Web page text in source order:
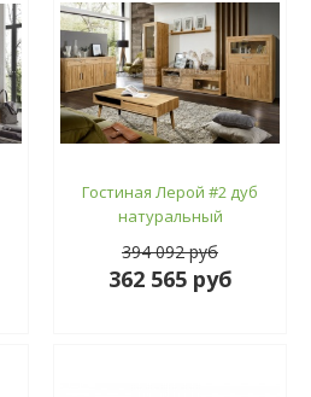
Гостиная Лерой #2 дуб
натуральный
394 092 руб
362 565 руб